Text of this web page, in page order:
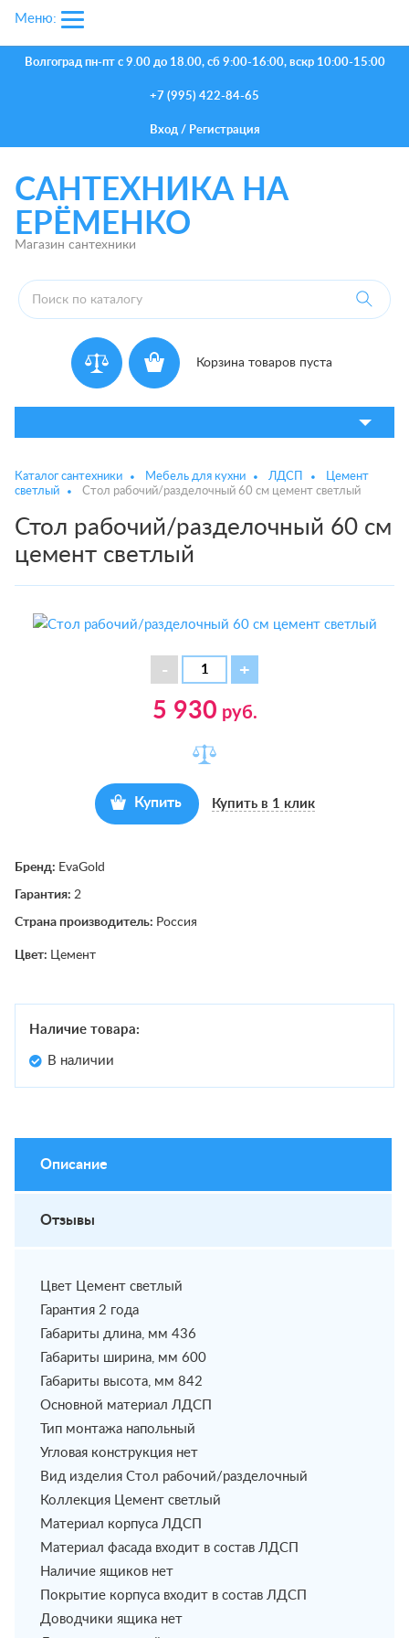
Волгоград пн-пт с 9.00 до 18.00, сб 9:00-16:00, вскр 10:00-15:00
+7 (995) 422-84-65
Вход/ Регистрация
САНТЕХНИКА НА
ЕРЁМЕНКО
Магазин сантехники
Корзина товаров пуста
Меню:
Каталог сантехники Мебель для кухни ЛДСП
Цемент
светлый
Стол рабочий/разделочный 60 см цемент светлый
Стол рабочий/разделочный 60 см
цемент светлый
5 930 руб.
Купить Купить в 1 клик
Бренд: EvaGold
Гарантия: 2
Страна производитель: Россия
Цвет: Цемент
Наличие товара:
В наличии
Описание
Отзывы
Цвет Цемент светлый
Гарантия 2 года
Габариты длина, мм 436
Габариты ширина, мм 600
Габариты высота, мм 842
Основной материал ЛДСП
Тип монтажа напольный
Угловая конструкция нет
Вид изделия Стол рабочий/разделочный
Коллекция Цемент светлый
Материал корпуса ЛДСП
Материал фасада входит в состав ЛДСП
Наличие ящиков нет
Покрытие корпуса входит в состав ЛДСП
Доводчики ящика нет